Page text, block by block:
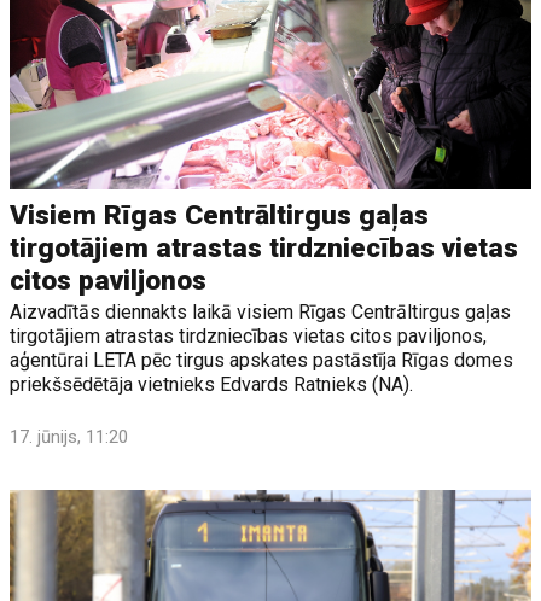
Visiem Rīgas Centrāltirgus gaļas
tirgotājiem atrastas tirdzniecības vietas
citos paviljonos
Aizvadītās diennakts laikā visiem Rīgas Centrāltirgus gaļas
tirgotājiem atrastas tirdzniecības vietas citos paviljonos,
aģentūrai LETA pēc tirgus apskates pastāstīja Rīgas domes
priekšsēdētāja vietnieks Edvards Ratnieks (NA).
17. jūnijs, 11:20